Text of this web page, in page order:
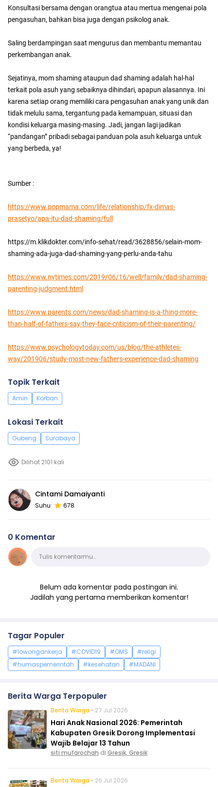
Konsultasi bersama dengan orangtua atau mertua mengenai pola
pengasuhan, bahkan bisa juga dengan psikolog anak.
Saling berdampingan saat mengurus dan membantu memantau
perkembangan anak.
Sejatinya, mom shaming ataupun dad shaming adalah hal-hal
terkait pola asuh yang sebaiknya dihindari, apapun alasannya. Ini
karena setiap orang memiliki cara pengasuhan anak yang unik dan
tidak melulu sama, tergantung pada kemampuan, situasi dan
kondisi keluarga masing-masing. Jadi, jangan lagi jadikan
“pandangan” pribadi sebagai panduan pola asuh keluarga untuk
yang berbeda, ya!
Sumber :
https://www.popmama.com/life/relationship/fx-dimas-
prasetyo/apa-itu-dad-shaming/full
https://m.klikdokter.com/info-sehat/read/3628856/selain-mom-
shaming-ada-juga-dad-shaming-yang-perlu-anda-tahu
https://www.nytimes.com/2019/06/16/well/family/dad-shaming-
parenting-judgment.html
https://www.parents.com/news/dad-shaming-is-a-thing-more-
than-half-of-fathers-say-they-face-criticism-of-their-parenting/
https://www.psychologytoday.com/us/blog/the-athletes-
way/201906/study-most-new-fathers-experience-dad-shaming
Topik Terkait
Amin Korban
Lokasi Terkait
Gubeng Surabaya
Dilihat 2101 kali
Cintami Damaiyanti
Suhu 678
0 Komentar
KomentarTulis komentarmu…
Belum ada komentar pada postingan ini.
Jadilah yang pertama memberikan komentar!
Tagar Populer
#lowongankerja #COVID19 #OMS
#religi
#humaspemerintah
#kesehatan #MADANI
Berita Warga Terpopuler
Berita Warga • 27 Jul 2026
Hari Anak Nasional 2026: Pemerintah
Kabupaten Gresik Dorong Implementasi
Wajib Belajar 13 Tahun
siti mufarochah di Gresik, Gresik
Berita Warga • 26 Jul 2026